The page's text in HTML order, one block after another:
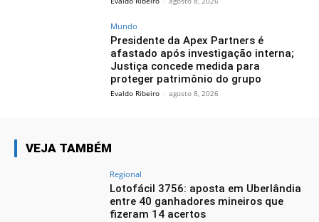
Mundo
Presidente da Apex Partners é
afastado após investigação interna;
Justiça concede medida para
proteger patrimônio do grupo
Evaldo Ribeiro - agosto 8, 2026
VEJA TAMBÉM
Regional
Lotofácil 3756: aposta em Uberlândia
entre 40 ganhadores mineiros que
fizeram 14 acertos